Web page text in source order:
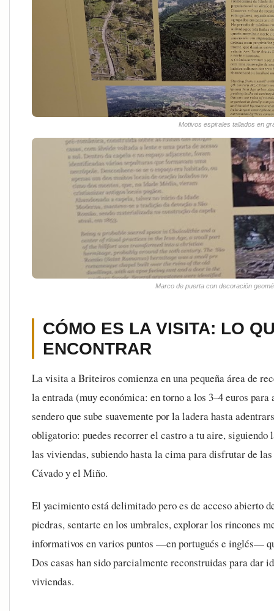
Motivos espirales tallados en
Marco de puerta con decoración
CÓMO ES LA VISITA: LO
ENCONTRAR
La visita a Briteiros comienza en una pequeña área de
la entrada (muy económica: en torno a los 3–4 euros
sendero que sube suavemente por la ladera hasta
obligatorio: puedes recorrer el castro a tu aire, siguiendo
las viviendas, subiendo hasta la cima para disfrutar de
Cávado y el Miño.
El yacimiento está delimitado pero es de acceso abierto
piedras, sentarte en los umbrales, explorar los rincones
informativos en varios puntos —en portugués e inglés—
Dos casas han sido parcialmente reconstruidas para dar
viviendas.